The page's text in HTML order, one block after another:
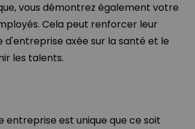
vous démontrez également votre
Cela peut renforcer leur
axée sur la santé et le
les talents.
est unique que ce soit